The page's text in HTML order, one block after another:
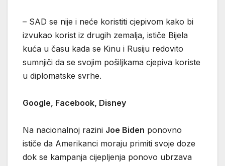
– SAD se nije i neće koristiti cjepivom kako bi
izvukao korist iz drugih zemalja, ističe Bijela
kuća u času kada se Kinu i Rusiju redovito
sumnjiči da se svojim pošiljkama cjepiva koriste
u diplomatske svrhe.
Google, Facebook, Disney
Na nacionalnoj razini Joe Biden ponovno
ističe da Amerikanci moraju primiti svoje doze
dok se kampanja cijepljenja ponovo ubrzava